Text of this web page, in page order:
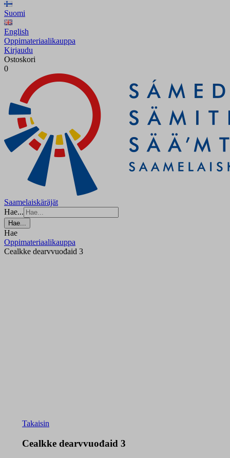
Suomi
English
Oppimateriaalikauppa
Kirjaudu
Ostoskori
0
Saamelaiskäräjät
Hae...
Hae...
Hae
Oppimateriaalikauppa
Cealkke dearvvuođaid 3
Takaisin
Cealkke dearvvuođaid 3